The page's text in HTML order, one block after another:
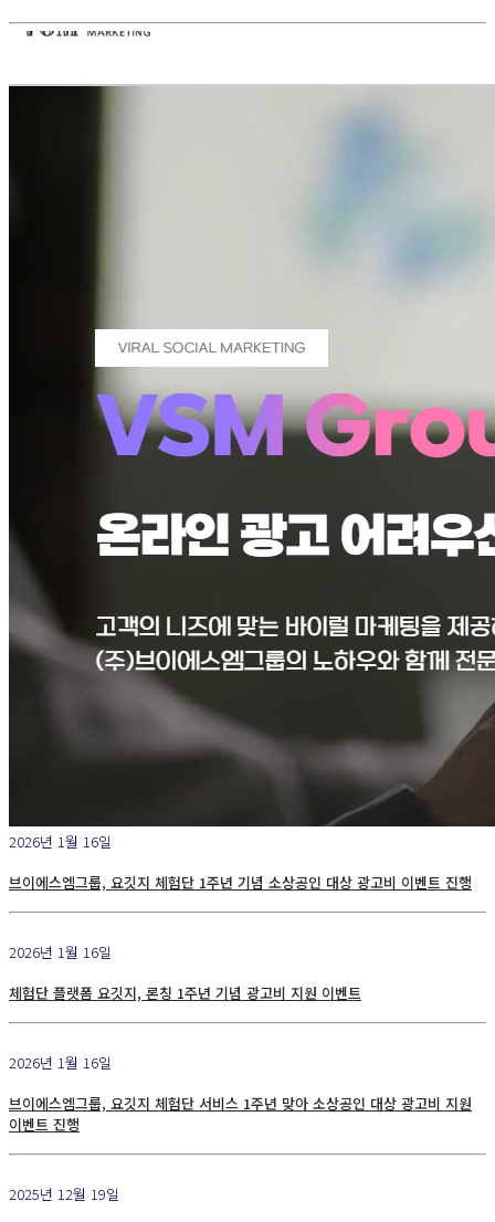
2026년 1월 16일
브이에스엠그룹, 요깃지 체험단 1주년 기념 소상공인 대상 광고비 이벤트 진행
2026년 1월 16일
체험단 플랫폼 요깃지, 론칭 1주년 기념 광고비 지원 이벤트
2026년 1월 16일
브이에스엠그룹, 요깃지 체험단 서비스 1주년 맞아 소상공인 대상 광고비 지원
이벤트 진행
2025년 12월 19일